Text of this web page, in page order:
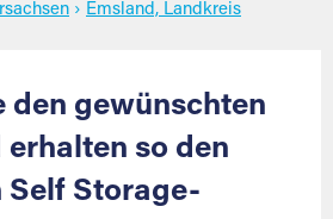
› Emsland, Landkreis
den gewünschten
so den
Self Storage-